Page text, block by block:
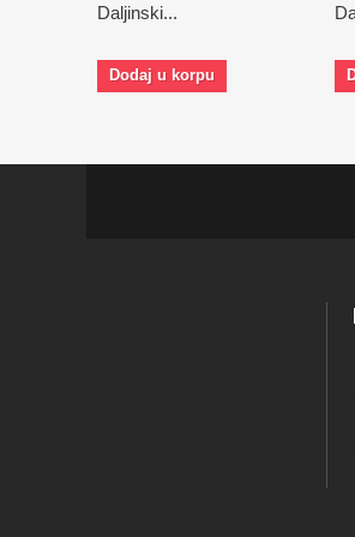
Daljinski...
Dodaj u korpu